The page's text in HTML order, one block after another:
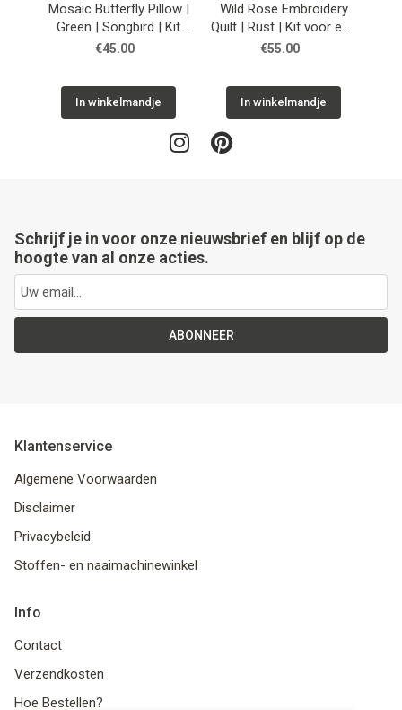
Mosaic Butterfly Pillow |
Green | Songbird | Kit
voor een patchwork
€45.00
In winkelmandje
Wild Rose Embroidery
Quilt | Rust | Kit voor een
patchwork kussen
€55.00
In winkelmandje
Schrijf je in voor onze nieuwsbrief en blijf op de
hoogte van al onze acties.
ABONNEER
Klantenservice
Algemene Voorwaarden
Disclaimer
Privacybeleid
Stoffen- en naaimachinewinkel
Info
Contact
Verzendkosten
Hoe Bestellen?